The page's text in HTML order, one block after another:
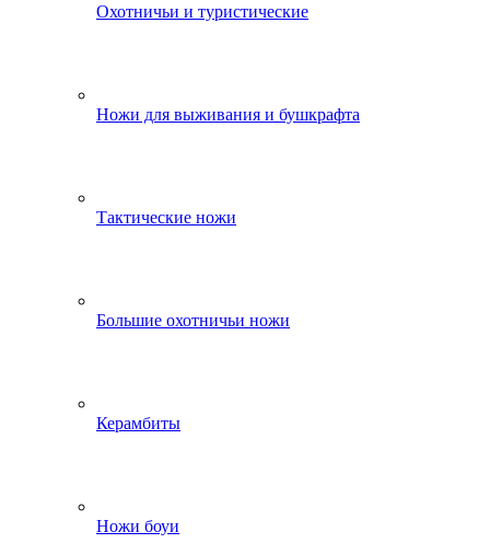
Охотничьи и туристические
Ножи для выживания и бушкрафта
Тактические ножи
Большие охотничьи ножи
Керамбиты
Ножи боуи